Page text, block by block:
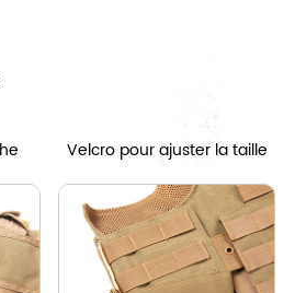
Velcro pour ajuster la taille